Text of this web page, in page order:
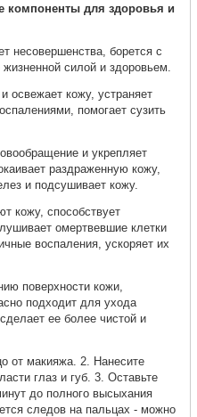
компоненты для здоровья и
несовершенства, борется с
силой и здоровьем.
освежает кожу, устраняет
помогает сузить
и укрепляет
раздраженную кожу,
и подсушивает кожу.
кожу, способствует
омертвевшие клетки
воспаления, ускоряет их
поверхности кожи,
подходит для ухода
ее более чистой и
от макияжа. 2. Нанесите
глаз и губ. 3. Оставьте
до полного высыхания
следов на пальцах - можно